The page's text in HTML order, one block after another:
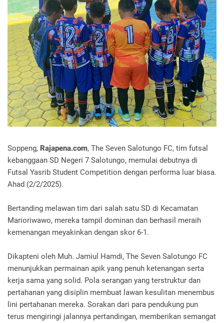
Soppeng, Rajapena.com, The Seven Salotungo FC, tim futsal
kebanggaan SD Negeri 7 Salotungo, memulai debutnya di
Futsal Yasrib Student Competition dengan performa luar biasa.
Ahad (2/2/2025).
Bertanding melawan tim dari salah satu SD di Kecamatan
Marioriwawo, mereka tampil dominan dan berhasil meraih
kemenangan meyakinkan dengan skor 6-1.
Dikapteni oleh Muh. Jamiul Hamdi, The Seven Salotungo FC
menunjukkan permainan apik yang penuh ketenangan serta
kerja sama yang solid. Pola serangan yang terstruktur dan
pertahanan yang disiplin membuat lawan kesulitan menembus
lini pertahanan mereka. Sorakan dari para pendukung pun
terus mengiringi jalannya pertandingan, memberikan semangat